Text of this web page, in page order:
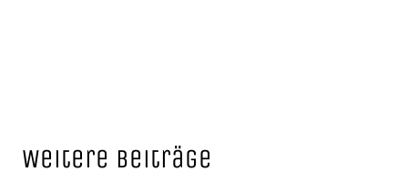
Weitere Beiträge